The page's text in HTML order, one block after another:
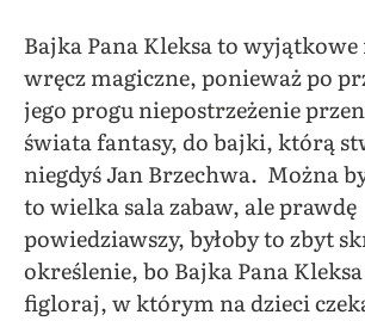
Bajka Pana Kleksa to wyjątkowe
wręcz magiczne, ponieważ po
jego progu niepostrzeżenie
świata fantasy, do bajki, którą
niegdyś Jan Brzechwa. Można
to wielka sala zabaw, ale prawdę
powiedziawszy, byłoby to zbyt
określenie, bo Bajka Pana
figloraj, w którym na dzieci